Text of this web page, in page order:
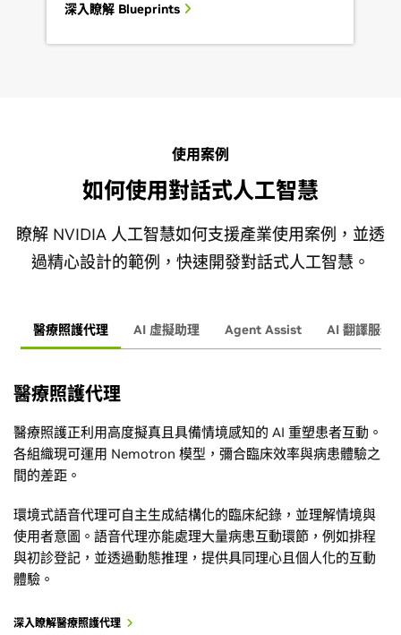
深入瞭解 Blueprints
使用案例
如何使用對話式人工智慧
瞭解 NVIDIA 人工智慧如何支援產業使用案例，並透
過精心設計的範例，快速開發對話式人工智慧。
醫療照護代理 AI 虛擬助理 Agent Assist AI 翻譯服務
醫療照護代理
醫療照護正利用高度擬真且具備情境感知的 AI 重塑患者互動。
各組織現可運用 Nemotron 模型，彌合臨床效率與病患體驗之
間的差距。
環境式語音代理可自主生成結構化的臨床紀錄，並理解情境與
使用者意圖。語音代理亦能處理大量病患互動環節，例如排程
與初診登記，並透過動態推理，提供具同理心且個人化的互動
體驗。
深入瞭解醫療照護代理